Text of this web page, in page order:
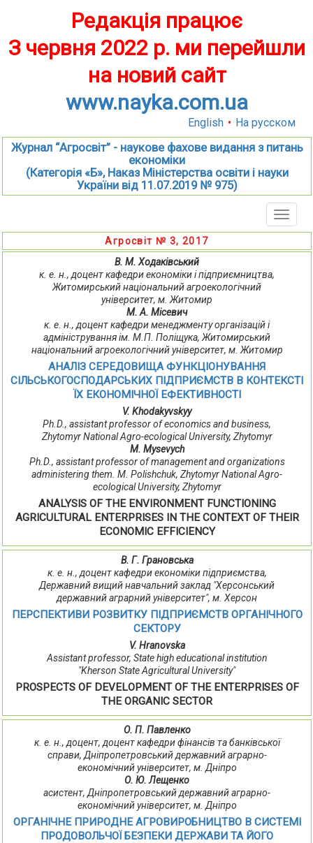
Редакція працює
З червня 2022 р. ми перейшли
на новий сайт
www.nayka.com.ua
English • На русском
Журнал “Агросвіт” - наукове фахове видання з питань
економіки
(Категорія «Б», Наказ Міністерства освіти і науки
України від 11.07.2019 № 975)
Toggle
Агросвіт № 3, 2017
В. М. Ходаківський
к. е. н., доцент кафедри економіки і підприємництва,
Житомирський національний агроекологічний
університет, м. Житомир
М. А. Місевич
к. е. н., доцент кафедри менеджменту організацій і
адміністрування ім. М.П. Поліщука, Житомирський
національний агроекологічний університет, м. Житомир
АНАЛІЗ СЕРЕДОВИЩА ФУНКЦІОНУВАННЯ
СІЛЬСЬКОГОСПОДАРСЬКИХ ПІДПРИЄМСТВ В КОНТЕКСТІ
ЇХ ЕКОНОМІЧНОЇ ЕФЕКТИВНОСТІ
V. Khodakyvskyy
Ph.D., assistant professor of economics and business,
Zhytomyr National Agro-ecological University, Zhytomyr
M. Mysevych
Ph.D., assistant professor of management and organizations
administering them. M. Polishchuk, Zhytomyr National Agro-
ecological University, Zhytomyr
ANALYSIS OF THE ENVIRONMENT FUNCTIONING
AGRICULTURAL ENTERPRISES IN THE CONTEXT OF THEIR
ECONOMIC EFFICIENCY
В. Г. Грановська
к. е. н., доцент кафедри економіки підприємства,
Державний вищий навчальний заклад "Херсонський
державний аграрний університет", м. Херсон
ПЕРСПЕКТИВИ РОЗВИТКУ ПІДПРИЄМСТВ ОРГАНІЧНОГО
СЕКТОРУ
V. Hranovska
Assistant professor, State high educational institution
"Kherson State Agricultural University"
PROSPECTS OF DEVELOPMENT OF THE ENTERPRISES OF
THE ORGANIC SECTOR
О. П. Павленко
к. е. н., доцент, доцент кафедри фінансів та банківської
справи, Дніпропетровський державний аграрно-
економічний університет, м. Дніпро
О. Ю. Лещенко
асистент, Дніпропетровський державний аграрно-
економічний університет, м. Дніпро
ОРГАНІЧНЕ ПРИРОДНЕ АГРОВИРОБНИЦТВО В СИСТЕМІ
ПРОДОВОЛЬЧОЇ БЕЗПЕКИ ДЕРЖАВИ ТА ЙОГО